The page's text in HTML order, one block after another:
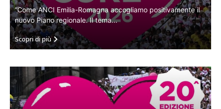
“Come ANCI Emilia-Romagna accogliamo positivamente il
nuovo Piano regionale. Il tema...
Scopri di più